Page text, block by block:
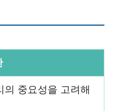
의 중요성을 고려해